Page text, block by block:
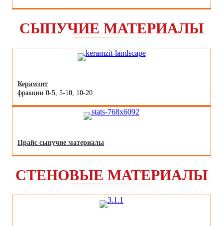
СЫПУЧИЕ МАТЕРИАЛЫ
Керамзит
фракции 0-5, 5-10, 10-20
Прайс сыпучие материалы
СТЕНОВЫЕ МАТЕРИАЛЫ